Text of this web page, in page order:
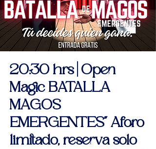
20:30 hrs | Open
Magic BATALLA
MAGOS
EMERGENTES" Aforo
limitado, reserva solo